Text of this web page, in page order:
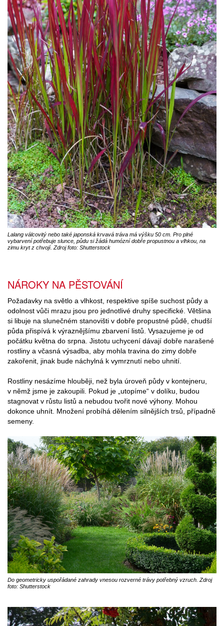
Lalang válcovitý nebo také japonská krvavá tráva má výšku 50 cm. Pro plné
vybarvení potřebuje slunce, půdu si žádá humózní dobře propustnou a vlhkou, na
zimu kryt z chvojí. Zdroj foto: Shutterstock
NÁROKY NA PĚSTOVÁNÍ
Požadavky na světlo a vlhkost, respektive spíše suchost půdy a
odolnost vůči mrazu jsou pro jednotlivé druhy specifické. Většina
si libuje na slunečném stanovišti v dobře propustné půdě, chudší
půda přispívá k výraznějšímu zbarvení listů. Vysazujeme je od
počátku května do srpna. Jistotu uchycení dávají dobře narašené
rostliny a včasná výsadba, aby mohla travina do zimy dobře
zakořenit, jinak bude náchylná k vymrznutí nebo uhnití.
Rostliny nesázíme hlouběji, než byla úroveň půdy v kontejneru,
v němž jsme je zakoupili. Pokud je „utopíme“ v dolíku, budou
stagnovat v růstu listů a nebudou tvořit nové výhony. Mohou
dokonce uhnít. Množení probíhá dělením silnějších trsů, případně
semeny.
Do geometricky uspořádané zahrady vnesou rozverné trávy potřebný vzruch. Zdroj
foto: Shutterstock